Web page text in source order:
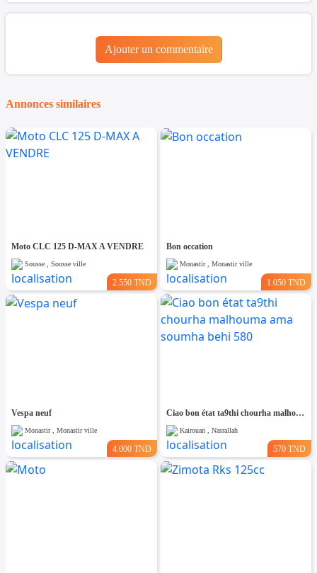
Ajouter un commentaire
Annonces similaires
Moto CLC 125 D-MAX A VENDRE
Sousse , Sousse ville
2.550 TND
Bon occation
Monastir , Monastir ville
1.050 TND
Vespa neuf
Monastir , Monastir ville
4.000 TND
Ciao bon état ta9thi chourha malhouma ama soumha behi 580
Kairouan , Nasrallah
570 TND